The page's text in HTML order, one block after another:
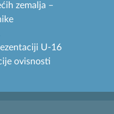
zemalja –
U-16
ovisnosti